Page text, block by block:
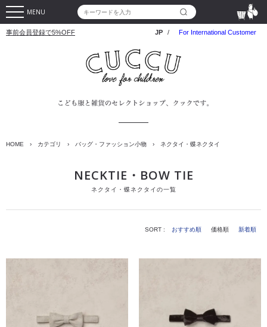
MENU
事前会員登録で5%OFF JP / For International Customer
HOME › カテゴリ › バッグ・ファッション小物 › ネクタイ・蝶ネクタイ
NECKTIE・BOW TIE
ネクタイ・蝶ネクタイの一覧
SORT : おすすめ順 価格順 新着順